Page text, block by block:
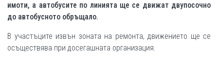
имоти, а автобусите по линията ще се движат двупосочно
до автобусното обръщало.
В участъците извън зоната на ремонта, движението ще се
осъществява при досегашната организация.